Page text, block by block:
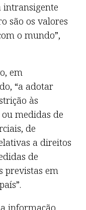
intransigente
são os valores
o mundo”,
em
“a adotar
às
medidas de
de
a direitos
de
previstas em
informação